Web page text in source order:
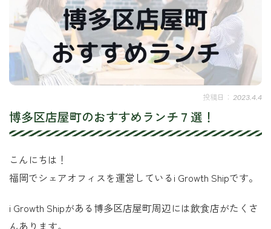
2023.4.4
博多区店屋町のおすすめランチ７選！
こんにちは！
福岡でシェアオフィスを運営しているi Growth Shipです。
i Growth Shipがある博多区店屋町周辺には飲食店がたくさ
んあります。